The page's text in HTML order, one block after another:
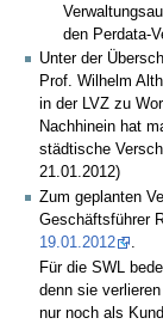
den Perdata-
Unter der
Prof. Wilhelm
in der LVZ zu
Nachhinein hat
städtische
21.01.2012)
Zum geplanten
Geschäftsführer
19.01.2012
Für die SWL
denn sie
nur noch als